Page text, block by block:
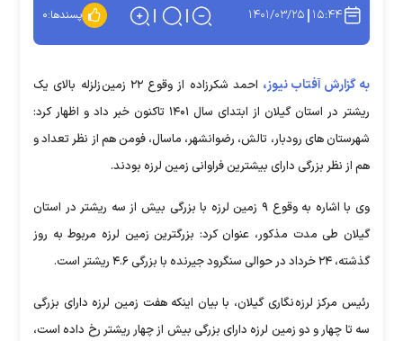
۱۵:۴۴ ۱۴۰۱/۰۳/۲۵ پسندها:۰
به گزارش آفتاب نیوز،
احمد شکرزاده از وقوع ۲۲ زمین زلزله بالای یک
ریشتر در استان گیلان از ابتدای سال ۱۴۰۱ تاکنون خبر داد و اظهار کرد:
شهرستان های رودبار، تالش، رضوانشهر، ماسال، فومن هم از نظر تعداد و
هم از نظر بزرگی دارای بیشترین فراوانی زمین لرزه بودند.
وی با اشاره به وقوع ۹ زمین لرزه با بزرگی بیش از سه ریشتر در استان
گیلان طی مدت مذکور، عنوان کرد: بزرگترین زمین لرزه مربوط به روز
گذشته، ۲۴ خرداد در حوالی سنگرود جیرنده با بزرگی ۴.۶ ریشتر است.
رئیس مرکز لرزه نگاری گیلان، با بیان اینکه هفت زمین لرزه دارای بزرگی
سه تا چهار و دو زمین لرزه دارای بزرگی بیش از چهار ریشتر رخ داده است،